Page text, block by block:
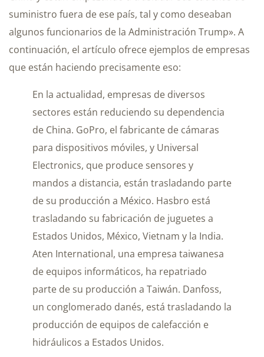
suministro fuera de ese país, tal y como deseaban
algunos funcionarios de la Administración Trump». A
continuación, el artículo ofrece ejemplos de empresas
que están haciendo precisamente eso:
En la actualidad, empresas de diversos
sectores están reduciendo su dependencia
de China. GoPro, el fabricante de cámaras
para dispositivos móviles, y Universal
Electronics, que produce sensores y
mandos a distancia, están trasladando parte
de su producción a México. Hasbro está
trasladando su fabricación de juguetes a
Estados Unidos, México, Vietnam y la India.
Aten International, una empresa taiwanesa
de equipos informáticos, ha repatriado
parte de su producción a Taiwán. Danfoss,
un conglomerado danés, está trasladando la
producción de equipos de calefacción e
hidráulicos a Estados Unidos.